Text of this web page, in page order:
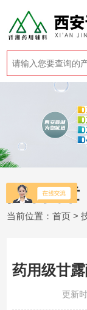
技术文章
当前位置：首页 >
药用级甘
更新